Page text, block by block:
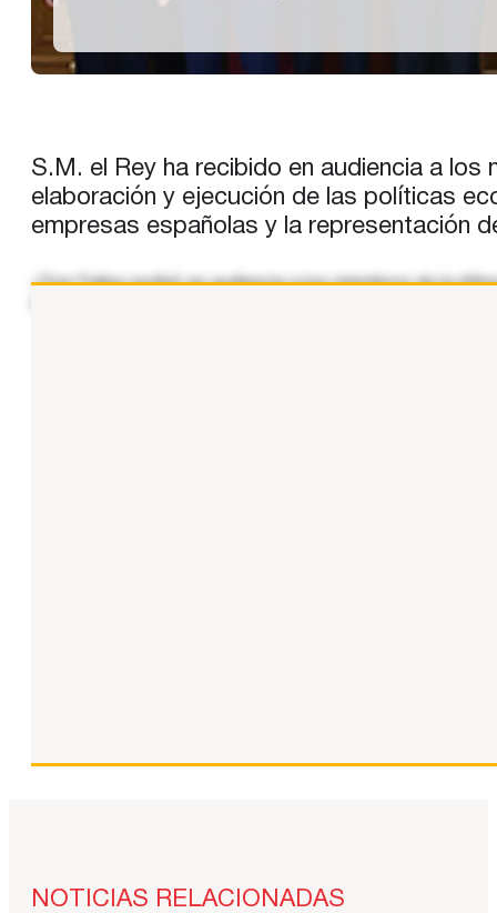
S.M. el Rey ha recibido en audiencia a
elaboración y ejecución de las políticas
empresas españolas y la representación
«Don Felipe recibió en audiencia a los miembros de la
NOTICIAS RELACIONADAS